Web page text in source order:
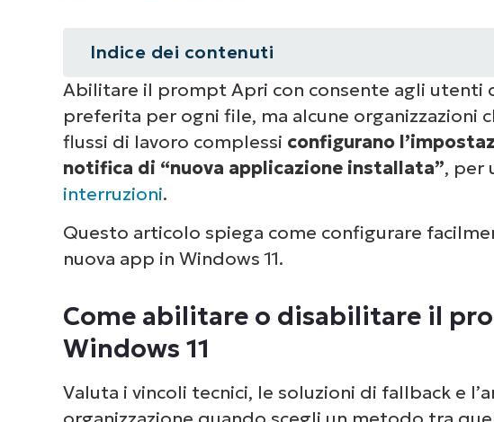
Indice dei contenuti
Riepilogo
Come abilitare o disabilitare il prompt Apri
⚠️ Cose da tenere in considerazione
Considerazioni importanti per la gestione
Centralizza il controllo sui criteri come Non
Abilitare il prompt Apri con consente agli utenti
preferita per ogni file, ma alcune organizzazioni
flussi di lavoro complessi configurano
notifica di “nuova applicazione installata”, per
interruzioni.
Questo articolo spiega come configurare
nuova app in Windows 11.
Come abilitare o disabilitare il
Windows 11
Valuta i vincoli tecnici, le soluzioni di fallback e